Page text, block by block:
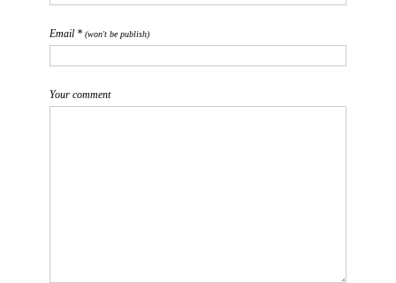
Email * (won't be publish)
Your comment